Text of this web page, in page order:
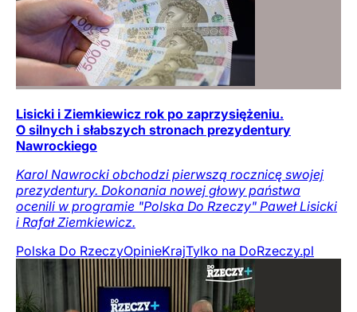
Lisicki i Ziemkiewicz rok po zaprzysiężeniu.
O silnych i słabszych stronach prezydentury
Nawrockiego
Karol Nawrocki obchodzi pierwszą rocznicę swojej
prezydentury. Dokonania nowej głowy państwa
ocenili w programie "Polska Do Rzeczy" Paweł Lisicki
i Rafał Ziemkiewicz.
Polska Do RzeczyOpinieKrajTylko na DoRzeczy.pl